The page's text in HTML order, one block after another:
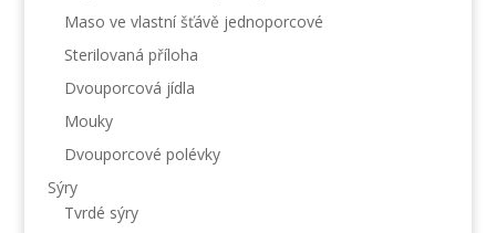
Maso ve vlastní šťávě jednoporcové
Sterilovaná příloha
Dvouporcová jídla
Mouky
Dvouporcové polévky
Sýry
Tvrdé sýry